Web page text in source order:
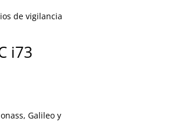
de vigilancia
i73
Galileo y